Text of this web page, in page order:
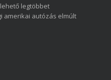
legtöbbet
amerikai autózás elmúlt